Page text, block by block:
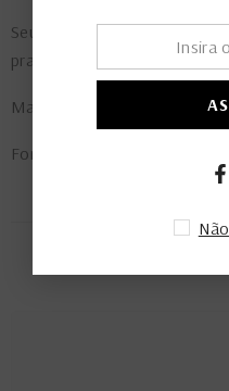
Seu fechamento superior
praticidade.
Material: couro legítimo
Forro: Algodão